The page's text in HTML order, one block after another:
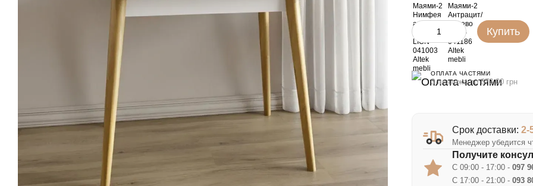
Купить
ОПЛАТА ЧАСТЯМИ
3 платежа по 873.00 грн
Срок доставки: 2-
Менеджер убедится
Получите
С 09:00 - 17:00 - 097
С 17:00 - 21:00 - 093